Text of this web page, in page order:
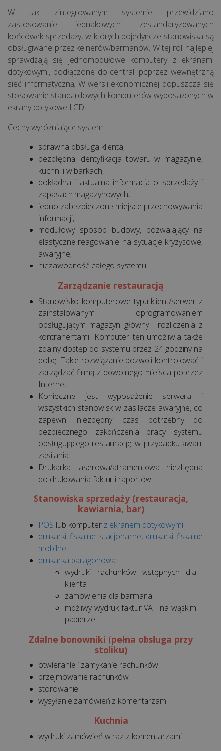
W tak zintegrowanym systemie przewidziano
zastosowanie jednakowych zestandaryzowanych
końcówek sprzedaży, w których pojedyncze stanowiska są
obsługiwane przez kelnerów/barmanów. W tej roli najlepiej
sprawdzają się jednomodułowe komputery z ekranami
dotykowymi, podłączone do centrali poprzez wewnętrzną
sieć informatyczną. W wersji ekonomicznej dopuszcza się
stosowanie standardowych komputerów wyposażonych w
ekrany dotykowe LCD.
Cechy wyróżniające system:
sprawna obsługa klienta,
bezbłędna identyfikacja towaru w magazynie,
kuchni i w barkach,
dokładna i aktualna informacja o sprzedaży i
zapasach magazynowych,
jedno zabezpieczone miejsce przechowywania
informacji,
modułowy sposób budowy, pozwalający na
elastyczne reagowanie na sytuacje kryzysowe,
awaryjne,
niezawodność całego systemu.
Zarządzanie restauracją
Stanowisko komputerowe typu klient/serwer z
zainstalowanym oprogramowaniem
obsługującym magazyn główny i rozliczenia z
kontrahentami. Komputer ten umożliwia także
zdalny dostęp do systemu przez 24 godziny na
dobę. Takie rozwiązanie pozwoli kontrolować i
zarządzać firmą z dowolnego miejsca poprzez
Internet.
Konieczne jest wyposażenie serwera i
wszystkich stanowisk w zasilacze awaryjne, co
zapewni niezbędny czas potrzebny do
bezpiecznego zakończenia pracy systemu
obsługującego restaurację w przypadku awarii
zasilania.
Drukarka laserowa/atramentowa niezbędna
do drukowania faktur i raportów.
Stanowiska sprzedaży (restauracja,
kawiarnia, bar)
POS lub komputer z ekranem dotykowymi
drukarki fiskalne stacjonarne, drukarki fiskalne
mobilne
drukarka paragonowa:
wydruki rachunków wstępnych dla
klienta
zamówienia dla barmana
możliwy wydruk faktur VAT na wąskim
papierze
Zdalne bonowniki (pełna obsługa przy
stoliku)
otwieranie i zamykanie rachunków
przejmowanie rachunków
storowanie
wysyłanie zamówień z komentarzami
Kuchnia
wydruki zamówień w raz z komentarzami